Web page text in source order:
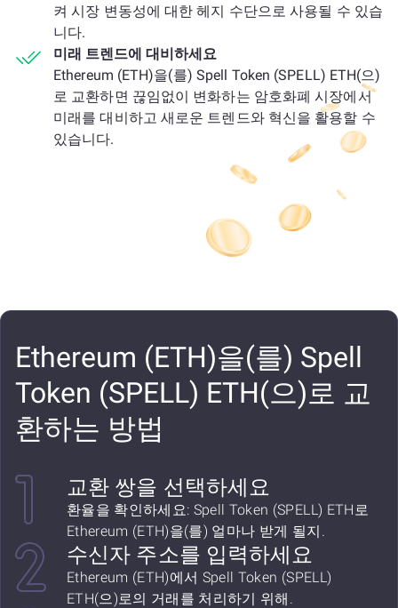
켜 시장 변동성에 대한 헤지 수단으로 사용될 수 있습
니다.
미래 트렌드에 대비하세요
Ethereum (ETH)을(를) Spell Token (SPELL) ETH(으)
로 교환하면 끊임없이 변화하는 암호화폐 시장에서
미래를 대비하고 새로운 트렌드와 혁신을 활용할 수
있습니다.
Ethereum (ETH)을(를) Spell
Token (SPELL) ETH(으)로 교
환하는 방법
교환 쌍을 선택하세요
환율을 확인하세요: Spell Token (SPELL) ETH로
Ethereum (ETH)을(를) 얼마나 받게 될지.
수신자 주소를 입력하세요
Ethereum (ETH)에서 Spell Token (SPELL)
ETH(으)로의 거래를 처리하기 위해.